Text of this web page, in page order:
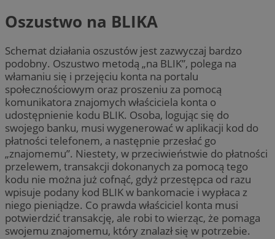
Oszustwo na BLIKA
Schemat działania oszustów jest zazwyczaj bardzo
podobny. Oszustwo metodą „na BLIK”, polega na
włamaniu się i przejęciu konta na portalu
społecznościowym oraz proszeniu za pomocą
komunikatora znajomych właściciela konta o
udostępnienie kodu BLIK. Osoba, logując się do
swojego banku, musi wygenerować w aplikacji kod do
płatności telefonem, a następnie przesłać go
„znajomemu”. Niestety, w przeciwieństwie do płatności
przelewem, transakcji dokonanych za pomocą tego
kodu nie można już cofnąć, gdyż przestępca od razu
wpisuje podany kod BLIK w bankomacie i wypłaca z
niego pieniądze. Co prawda właściciel konta musi
potwierdzić transakcję, ale robi to wierząc, że pomaga
swojemu znajomemu, który znalazł się w potrzebie.